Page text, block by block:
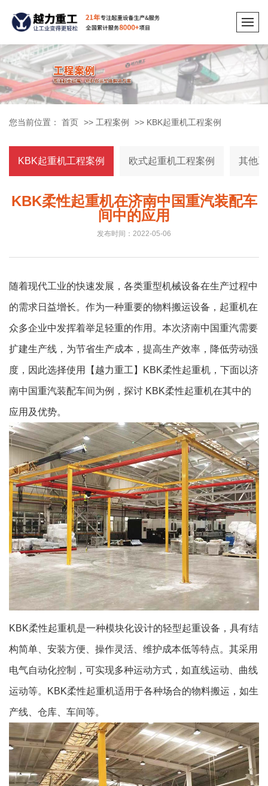
您当前位置： 首页 >> 工程案例 >> KBK起重机工程案例
KBK起重机工程案例 欧式起重机工程案例 其他
KBK柔性起重机在济南中国重汽装配车
间中的应用
发布时间：2022-05-06
随着现代工业的快速发展，各类重型机械设备在生产过程中
的需求日益增长。作为一种重要的物料搬运设备，起重机在
众多企业中发挥着举足轻重的作用。本次济南中国重汽需要
扩建生产线，为节省生产成本，提高生产效率，降低劳动强
度，因此选择使用【越力重工】KBK柔性起重机，下面以济
南中国重汽装配车间为例，探讨 KBK柔性起重机在其中的
应用及优势。
KBK柔性起重机是一种模块化设计的轻型起重设备，具有结
构简单、安装方便、操作灵活、维护成本低等特点。其采用
电气自动化控制，可实现多种运动方式，如直线运动、曲线
运动等。KBK柔性起重机适用于各种场合的物料搬运，如生
产线、仓库、车间等。